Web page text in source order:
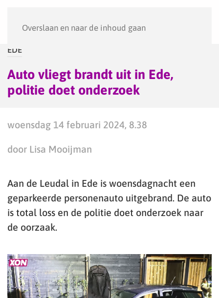
Overslaan en naar de inhoud gaan
EDE
Auto vliegt brandt uit in Ede,
politie doet onderzoek
woensdag 14 februari 2024, 8.38
door Lisa Mooijman
Aan de Leudal in Ede is woensdagnacht een
geparkeerde personenauto uitgebrand. De auto
is total loss en de politie doet onderzoek naar
de oorzaak.